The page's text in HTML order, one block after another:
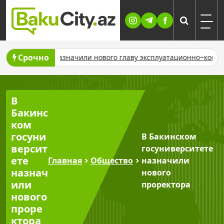
Skip
content
Срочно
ASCO назначили нового главу эксплуатационно-
В
Бакинс
ком
госуни
версит
ете
назнач
или
нового
проре
ктора
Главная > Общество >
В Бакинском
госуниверситете
назначили
нового
проректора